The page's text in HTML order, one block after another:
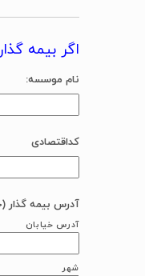
اگر بیمه
نام موسسه:
کداقتصادی
آدرس بیمه گذار
آدرس خیابان
شهر